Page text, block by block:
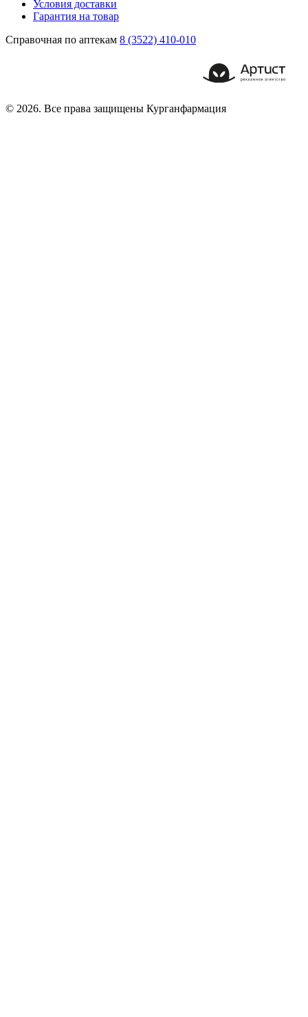
Условия доставки
Гарантия на товар
Справочная по аптекам 8 (3522) 410-010
© 2026. Все права защищены Курганфармация